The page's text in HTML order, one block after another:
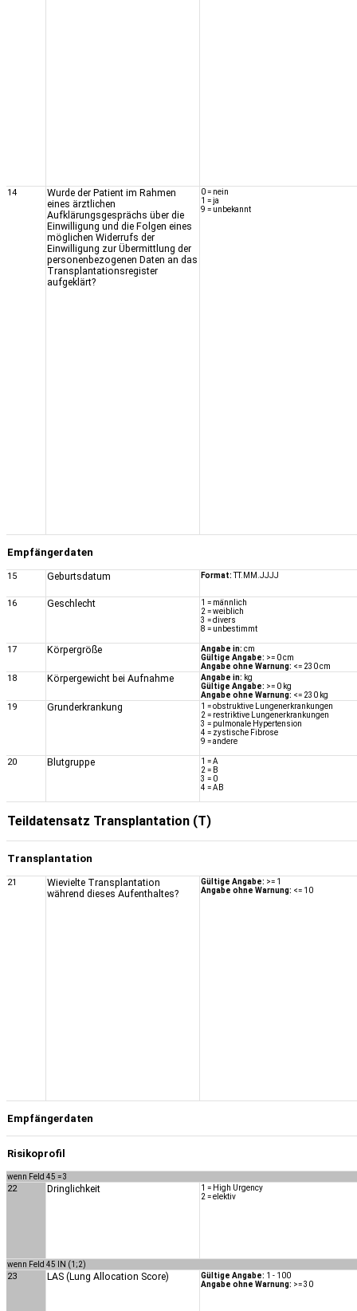
14
Wurde der Patient im Rahmen
eines ärztlichen
Aufklärungsgesprächs über die
Einwilligung und die Folgen eines
möglichen Widerrufs der
Einwilligung zur Übermittlung der
personenbezogenen Daten an das
Transplantationsregister
aufgeklärt?
0 = nein
1 = ja
9 = unbekannt
Empfängerdaten
15 Geburtsdatum Format:TT.MM.JJJJ
16 Geschlecht
1 = männlich
2 = weiblich
3 = divers
8 = unbestimmt
17 Körpergröße Angabe in: cm
Gültige Angabe: >= 0 cm
Angabe ohne Warnung: <= 230 cm
18 Körpergewicht bei Aufnahme Angabe in: kg
Gültige Angabe: >= 0 kg
Angabe ohne Warnung: <= 230 kg
19 Grunderkrankung
1 = obstruktive Lungenerkrankungen
2 = restriktive Lungenerkrankungen
3 = pulmonale Hypertension
4 = zystische Fibrose
9 = andere
20 Blutgruppe
1 = A
2 = B
3 = 0
4 = AB
Teildatensatz Transplantation (T)
Transplantation
21
Wievielte Transplantation
während dieses Aufenthaltes?
Gültige Angabe: >= 1
Angabe ohne Warnung: <= 10
Empfängerdaten
Risikoprofil
wenn Feld 45 = 3
22 Dringlichkeit
1 = High Urgency
2 = elektiv
wenn Feld 45 IN (1;2)
23 LAS (Lung Allocation Score) Gültige Angabe: 1 - 100
Angabe ohne Warnung: >= 30